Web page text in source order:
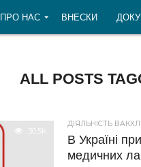
ПРО НАС ВНЕСКИ
ALL POSTS
30.5K
ДІЯЛЬНІСТЬ
В Україні
медичних